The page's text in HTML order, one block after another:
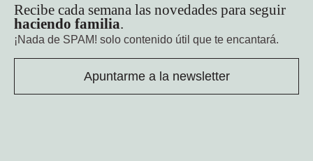
Recibe cada semana las novedades para seguir
haciendo familia.
¡Nada de SPAM! solo contenido útil que te encantará.
Apuntarme a la newsletter